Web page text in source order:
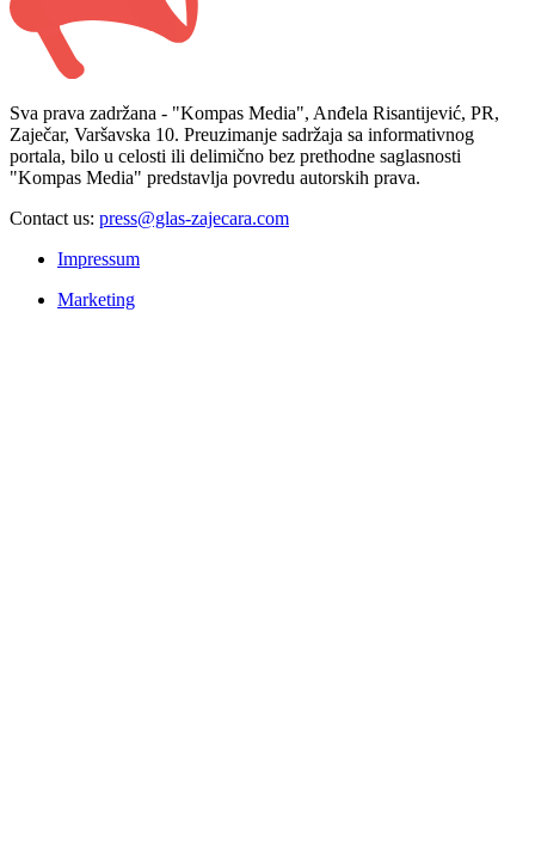
Sva prava zadržana - "Kompas Media", Anđela Risantijević, PR,
Zaječar, Varšavska 10. Preuzimanje sadržaja sa informativnog
portala, bilo u celosti ili delimično bez prethodne saglasnosti
"Kompas Media" predstavlja povredu autorskih prava.
Contact us: press@glas-zajecara.com
Impressum
Marketing